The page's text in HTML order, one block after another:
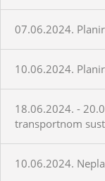
07.06.2024.
10.06.2024.
18.06.2024. -
transportnom
10.06.2024.